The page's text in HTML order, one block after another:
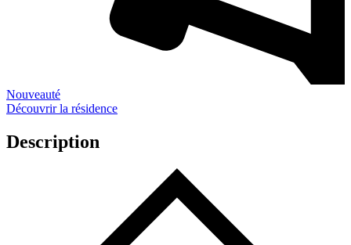
Nouveauté
Découvrir la résidence
Description